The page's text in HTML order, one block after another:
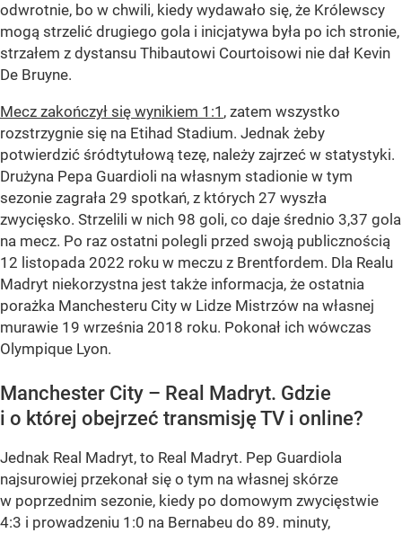
odwrotnie, bo w chwili, kiedy wydawało się, że Królewscy
mogą strzelić drugiego gola i inicjatywa była po ich stronie,
strzałem z dystansu Thibautowi Courtoisowi nie dał Kevin
De Bruyne.
Mecz zakończył się wynikiem 1:1 , zatem wszystko
rozstrzygnie się na Etihad Stadium. Jednak żeby
potwierdzić śródtytułową tezę, należy zajrzeć w statystyki.
Drużyna Pepa Guardioli na własnym stadionie w tym
sezonie zagrała 29 spotkań, z których 27 wyszła
zwycięsko. Strzelili w nich 98 goli, co daje średnio 3,37 gola
na mecz. Po raz ostatni polegli przed swoją publicznością
12 listopada 2022 roku w meczu z Brentfordem. Dla Realu
Madryt niekorzystna jest także informacja, że ostatnia
porażka Manchesteru City w Lidze Mistrzów na własnej
murawie 19 września 2018 roku. Pokonał ich wówczas
Olympique Lyon.
Manchester City – Real Madryt. Gdzie
i o której obejrzeć transmisję TV i online?
Jednak Real Madryt, to Real Madryt. Pep Guardiola
najsurowiej przekonał się o tym na własnej skórze
w poprzednim sezonie, kiedy po domowym zwycięstwie
4:3 i prowadzeniu 1:0 na Bernabeu do 89. minuty,